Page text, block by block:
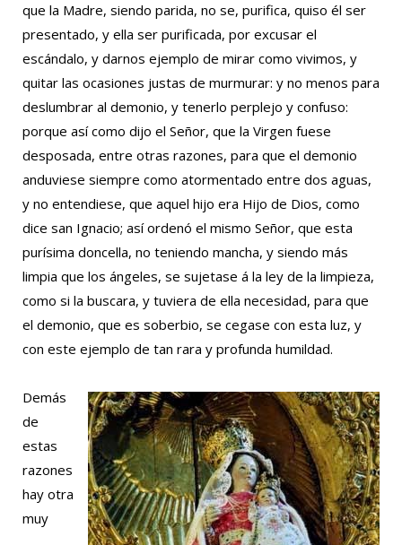
que la Madre, siendo parida, no se, purifica, quiso él ser
presentado, y ella ser purificada, por excusar el
escándalo, y darnos ejemplo de mirar como vivimos, y
quitar las ocasiones justas de murmurar: y no menos para
deslumbrar al demonio, y tenerlo perplejo y confuso:
porque así como dijo el Señor, que la Virgen fuese
desposada, entre otras razones, para que el demonio
anduviese siempre como atormentado entre dos aguas,
y no entendiese, que aquel hijo era Hijo de Dios, como
dice san Ignacio; así ordenó el mismo Señor, que esta
purísima doncella, no teniendo mancha, y siendo más
limpia que los ángeles, se sujetase á la ley de la limpieza,
como si la buscara, y tuviera de ella necesidad, para que
el demonio, que es soberbio, se cegase con esta luz, y
con este ejemplo de tan rara y profunda humildad.
Demás
de
estas
razones
hay otra
muy